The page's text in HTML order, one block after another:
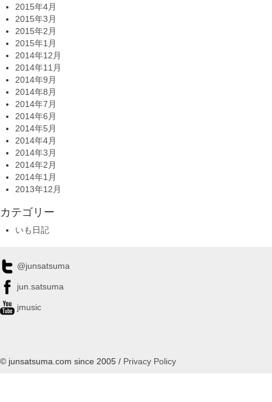
2015年4月
2015年3月
2015年2月
2015年1月
2014年12月
2014年11月
2014年9月
2014年8月
2014年7月
2014年6月
2014年5月
2014年4月
2014年3月
2014年2月
2014年1月
2013年12月
カテゴリー
いも日記
@junsatsuma
jun.satsuma
jmusic
© junsatsuma.com since 2005 / Privacy Policy